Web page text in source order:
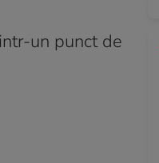
un punct de